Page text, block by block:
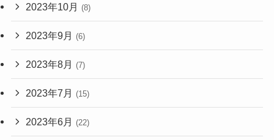
2023年10月 (8)
2023年9月 (6)
2023年8月 (7)
2023年7月 (15)
2023年6月 (22)